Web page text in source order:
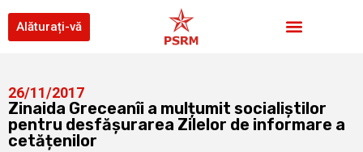
Alăturați-vă
26/11/2017
Zinaida Greceanîi a mulțumit socialiștilor
pentru desfășurarea Zilelor de informare a
cetățenilor